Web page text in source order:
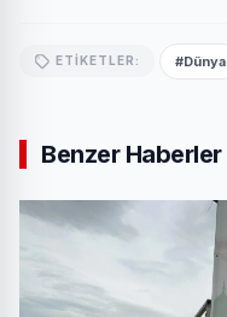
ETIKETLER: #Dünya
Benzer Haberler